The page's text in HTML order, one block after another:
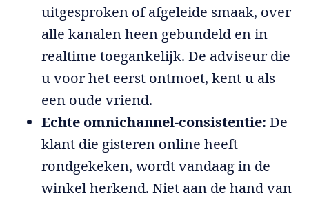
uitgesproken of afgeleide smaak, over
alle kanalen heen gebundeld en in
realtime toegankelijk. De adviseur die
u voor het eerst ontmoet, kent u als
een oude vriend.
Echte omnichannel-consistentie: De
klant die gisteren online heeft
rondgekeken, wordt vandaag in de
winkel herkend. Niet aan de hand van